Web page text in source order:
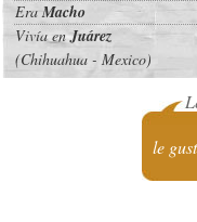
EraMacho
Vivía enJuárez
(Chihuahua - Mexico)
le